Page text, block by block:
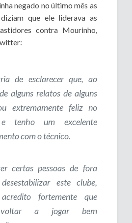
negado no último mês as
que ele liderava as
contra Mourinho,
de esclarecer que, ao
alguns relatos de alguns
extremamente feliz no
e tenho um excelente
com o técnico.
certas pessoas de fora
este clube,
fortemente que
a jogar bem